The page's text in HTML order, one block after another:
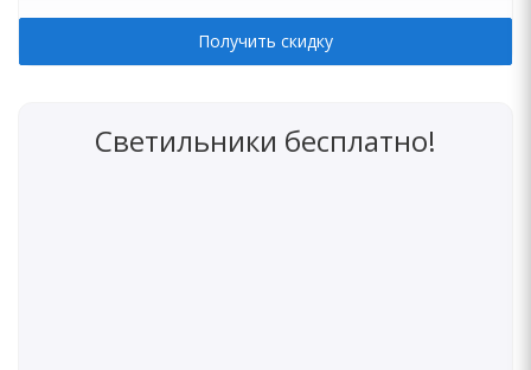
Получить скидку
Светильники бесплатно!